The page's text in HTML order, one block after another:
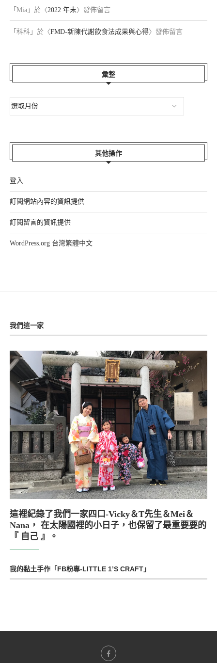
「 Mia 」於〈2022 年末〉發佈留言
「 科科 」於〈FMD-新陳代謝飲食法成果與心得〉發佈留言
彙整
其他操作
登入
訂閱網站內容的資訊提供
訂閱留言的資訊提供
WordPress.org 台灣繁體中文
我們這一家
這裡紀錄了我們一家四口-Vicky＆T先生＆Mei＆
Nana， 在太陽國裡的小日子，也保留了最重要要的
『 自己 』。
我的黏土手作「FB粉專-LITTLE 1’S CRAFT」